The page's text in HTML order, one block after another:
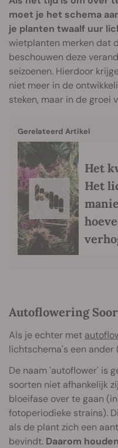
moet je het schema
je planten twaalf uur
wietplanten merken dat
beschouwen deze
seizoenen. Hierdoor
niet meer in de
steken, maar in de groei
Gerelateerd Artikel
Het
Het
Autoflowering
Als je echter met
lichtschema's een ander
De naam 'autoflower' is
soorten niet afhankelijk
bloeifase over te gaan
fotoperiodieke strains).
als de plant zich een
bevindt. Daarom